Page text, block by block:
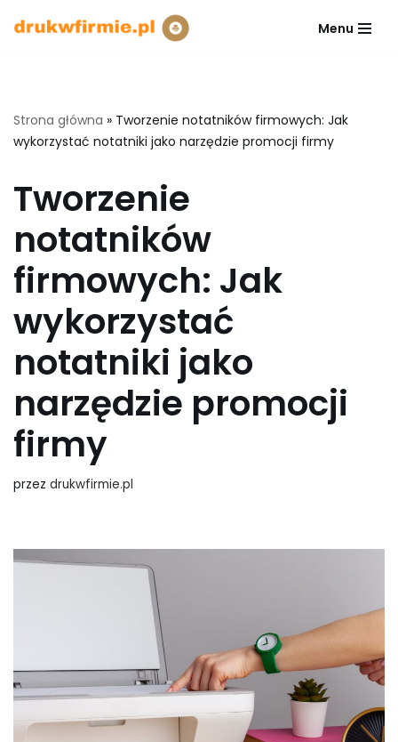
Menu
Strona główna » Tworzenie notatników firmowych: Jak
wykorzystać notatniki jako narzędzie promocji firmy
Tworzenie
notatników
firmowych: Jak
wykorzystać
notatniki jako
narzędzie promocji
firmy
przez drukwfirmie.pl